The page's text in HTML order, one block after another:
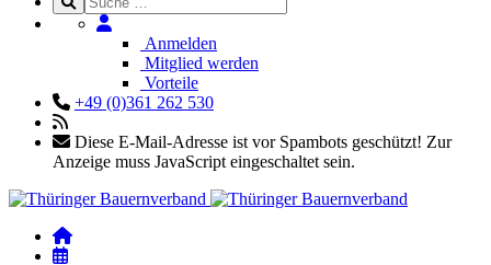
Anmelden
Mitglied werden
Vorteile
+49 (0)361 262 530
Diese E-Mail-Adresse ist vor Spambots geschützt! Zur
Anzeige muss JavaScript eingeschaltet sein.